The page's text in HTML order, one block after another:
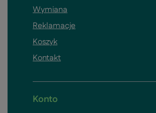
Wymiana
Reklamacje
Koszyk
Kontakt
Konto